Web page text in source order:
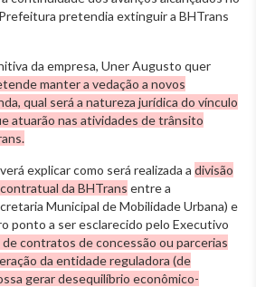
pretendia extinguir a BHTrans
da empresa, Uner Augusto quer
manter a vedação a novos
qual será a natureza jurídica do vínculo
atuarão nas atividades de trânsito
explicar como será realizada a divisão
da BHTrans entre a
Municipal de Mobilidade Urbana) e
ponto a ser esclarecido pelo Executivo
contratos de concessão ou parcerias
da entidade reguladora (de
gerar desequilíbrio econômico-